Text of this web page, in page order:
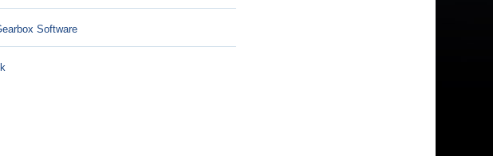
Software